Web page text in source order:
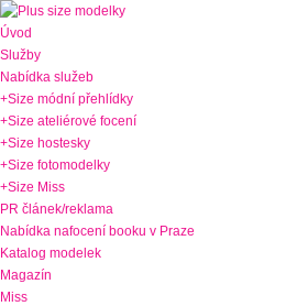
Úvod
Služby
Nabídka služeb
+Size módní přehlídky
+Size ateliérové focení
+Size hostesky
+Size fotomodelky
+Size Miss
PR článek/reklama
Nabídka nafocení booku v Praze
Katalog modelek
Magazín
Miss